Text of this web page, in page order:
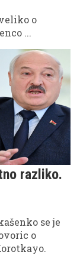
o
...
razliko.
se je
o